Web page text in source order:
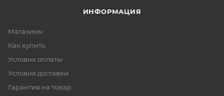
ИНФОРМАЦИЯ
Магазины
Как купить
Условия оплаты
Условия доставки
Гарантия на товар